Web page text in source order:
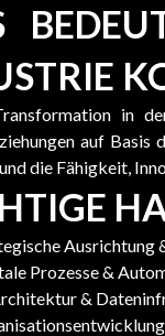
in
auf
die Fähigkeit,
Ausrichtung
Prozesse &
&